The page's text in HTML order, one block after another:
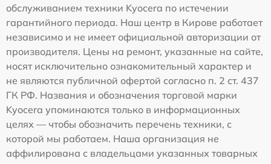
обслуживанием техники Kyocera по истечении
гарантийного периода. Наш центр в Кирове работает
независимо и не имеет официальной авторизации от
производителя. Цены на ремонт, указанные на сайте,
носят исключительно ознакомительный характер и
не являются публичной офертой согласно п. 2 ст. 437
ГК РФ. Названия и обозначения торговой марки
Kyocera упоминаются только в информационных
целях — чтобы обозначить перечень техники, с
которой мы работаем. Наша организация не
аффилирована с владельцами указанных товарных